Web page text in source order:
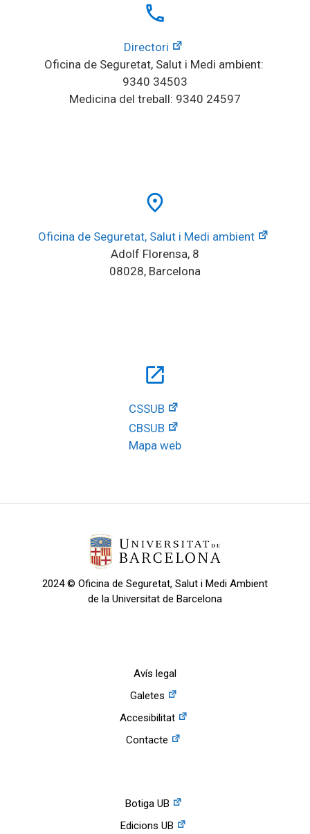
local_phone
Directori
Oficina de Seguretat, Salut i Medi ambient:
9340 34503
Medicina del treball: 9340 24597
place
Oficina de Seguretat, Salut i Medi ambient
Adolf Florensa, 8
08028, Barcelona
open_in_new
CSSUB
CBSUB
Mapa web
2024 © Oficina de Seguretat, Salut i Medi Ambient
de la Universitat de Barcelona
Avís legal
Galetes
Accesibilitat
Contacte
Botiga UB
Edicions UB